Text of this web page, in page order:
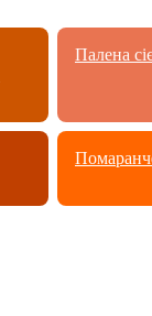
Палена